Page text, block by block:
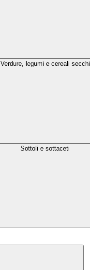
Verdure, legumi e cereali secchi
Sottoli e sottaceti